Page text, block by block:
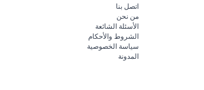
اتصل بنا
من نحن
الأسئلة الشائعة
الشروط والأحكام
سياسة الخصوصية
المدونة